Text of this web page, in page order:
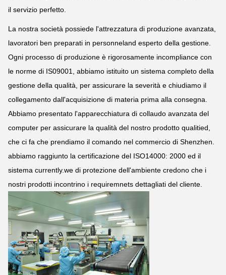
il servizio perfetto.
La nostra società possiede l'attrezzatura di produzione avanzata,
lavoratori ben preparati in personneland esperto della gestione.
Ogni processo di produzione è rigorosamente incompliance con
le norme di IS09001, abbiamo istituito un sistema completo della
gestione della qualità, per assicurare la severità e chiudiamo il
collegamento dall'acquisizione di materia prima alla consegna.
Abbiamo presentato l'apparecchiatura di collaudo avanzata del
computer per assicurare la qualità del nostro prodotto qualitied,
che ci fa che prendiamo il comando nel commercio di Shenzhen.
abbiamo raggiunto la certificazione del ISO14000: 2000 ed il
sistema currently.we di protezione dell'ambiente credono che i
nostri prodotti incontrino i requiremnets dettagliati del cliente.